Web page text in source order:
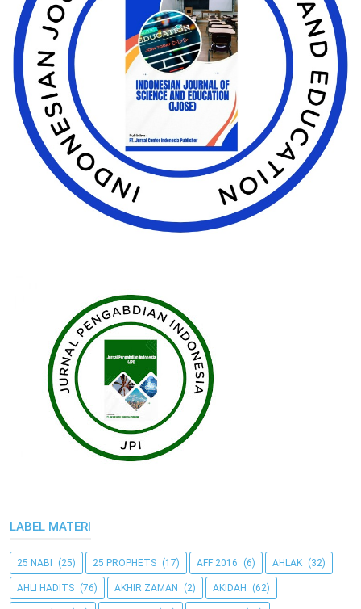
LABEL MATERI
25 NABI (25) 25 PROPHETS (17) AFF 2016 (6) AHLAK (32)
AHLI HADITS (76) AKHIR ZAMAN (2) AKIDAH (62)